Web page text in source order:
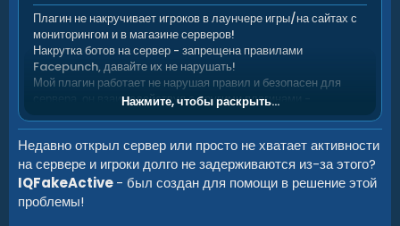
Плагин не накручивает игроков в лаунчере игры/на сайтах с
мониторингом и в магазине серверов!
Накрутка ботов на сервер - запрещена правилами
Facepunch, давайте их не нарушать!
Мой плагин работает не нарушая правил и безопасен для
сервера, он взаимодействуя с другими плагинами -
на сервере, подробнее об этом вы можете прочитать ниже!
Нажмите, чтобы раскрыть...
Недавно открыл сервер или просто не хватает активности
на сервере и игроки долго не задерживаются из-за этого?
IQFakeActive- был создан для помощи в решение этой
проблемы!